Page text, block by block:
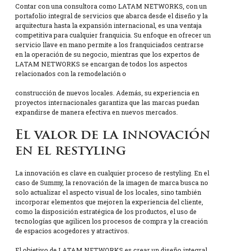
Contar con una consultora como LATAM NETWORKS, con un
portafolio integral de servicios que abarca desde el diseño y la
arquitectura hasta la expansión internacional, es una ventaja
competitiva para cualquier franquicia. Su enfoque en ofrecer un
servicio llave en mano permite a los franquiciados centrarse
en la operación de su negocio, mientras que los expertos de
LATAM NETWORKS se encargan de todos los aspectos
relacionados con la remodelación o
construcción de nuevos locales. Además, su experiencia en
proyectos internacionales garantiza que las marcas puedan
expandirse de manera efectiva en nuevos mercados.
El valor de la innovación
en el restyling
La innovación es clave en cualquier proceso de restyling. En el
caso de Summy, la renovación de la imagen de marca busca no
solo actualizar el aspecto visual de los locales, sino también
incorporar elementos que mejoren la experiencia del cliente,
como la disposición estratégica de los productos, el uso de
tecnologías que agilicen los procesos de compra y la creación
de espacios acogedores y atractivos.